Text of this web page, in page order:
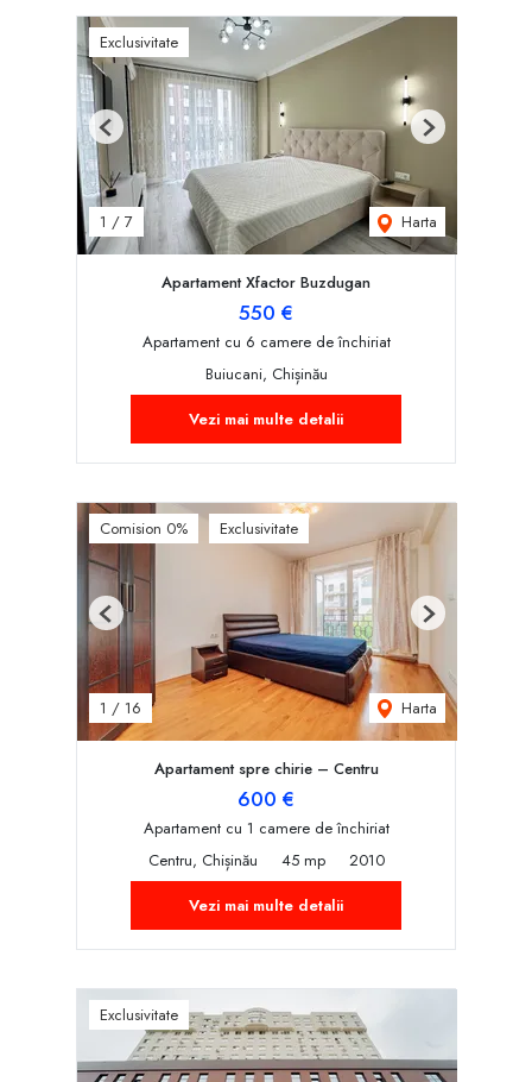
Exclusivitate
1 / 7 Harta
Previous Next
Apartament Xfactor Buzdugan
550 €
Apartament cu 6 camere de închiriat
Buiucani, Chișinău
Vezi mai multe detalii
Comision 0% Exclusivitate
1 / 16 Harta
Previous Next
Apartament spre chirie – Centru
600 €
Apartament cu 1 camere de închiriat
Centru, Chișinău
45 mp
2010
Vezi mai multe detalii
Exclusivitate